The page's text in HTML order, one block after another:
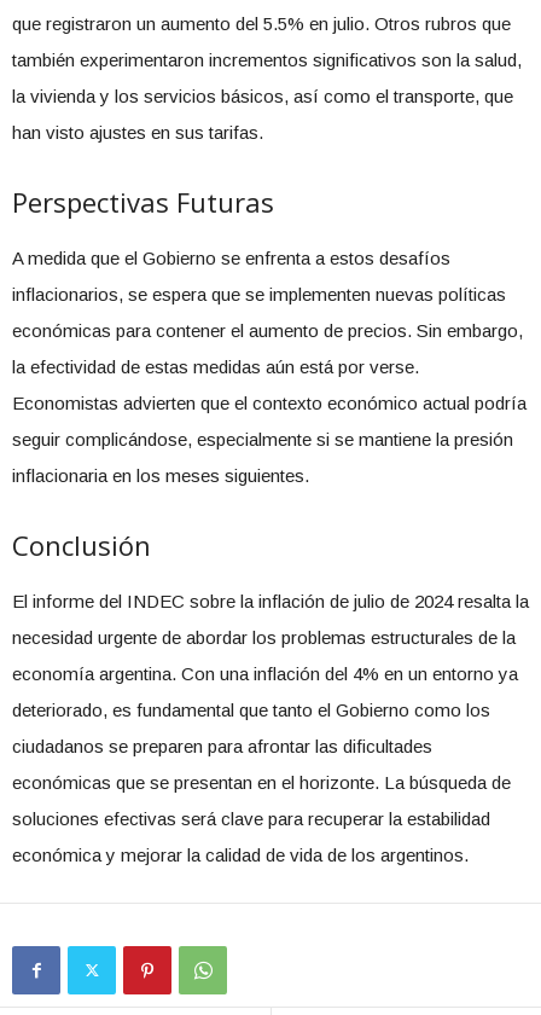
que registraron un aumento del 5.5% en julio. Otros rubros que
también experimentaron incrementos significativos son la salud,
la vivienda y los servicios básicos, así como el transporte, que
han visto ajustes en sus tarifas.
Perspectivas Futuras
A medida que el Gobierno se enfrenta a estos desafíos
inflacionarios, se espera que se implementen nuevas políticas
económicas para contener el aumento de precios. Sin embargo,
la efectividad de estas medidas aún está por verse.
Economistas advierten que el contexto económico actual podría
seguir complicándose, especialmente si se mantiene la presión
inflacionaria en los meses siguientes.
Conclusión
El informe del INDEC sobre la inflación de julio de 2024 resalta la
necesidad urgente de abordar los problemas estructurales de la
economía argentina. Con una inflación del 4% en un entorno ya
deteriorado, es fundamental que tanto el Gobierno como los
ciudadanos se preparen para afrontar las dificultades
económicas que se presentan en el horizonte. La búsqueda de
soluciones efectivas será clave para recuperar la estabilidad
económica y mejorar la calidad de vida de los argentinos.